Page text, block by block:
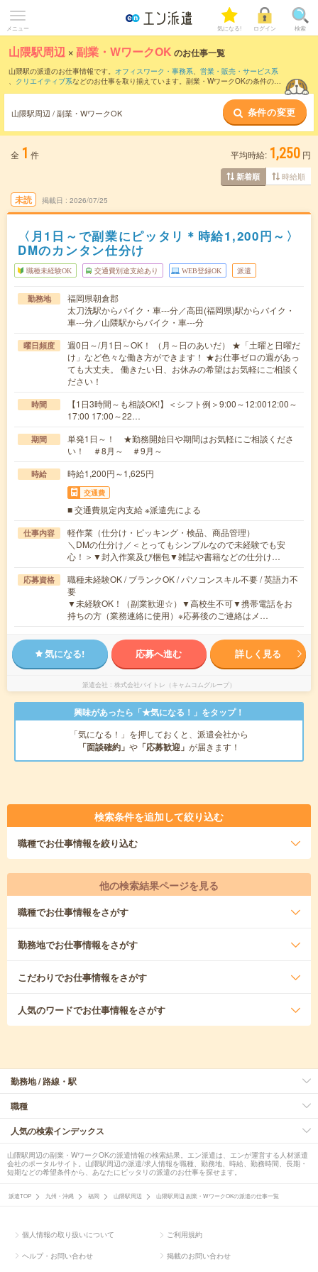
メニュー 気になる! ログイン 検索
山隈駅周辺 ×副業・WワークOK のお仕事一覧
山隈駅の派遣のお仕事情報です。 オフィスワーク・事務系、 営業・販売・サービス系
、 クリエイティブ系などのお仕事を取り揃えています。副業・WワークOKの条件の他
山隈駅周辺 / 副業・WワークOK 条件の変更
全 1 件 平均時給: 1,250 円
新着順 時給順
未読 掲載日 2026/07/25
〈月1日～で副業にピッタリ＊時給1,200円～〉
DMのカンタン仕分け
職種未経験OK 交通費別途支給あり WEB登録OK 派遣
勤務地
福岡県朝倉郡
太刀洗駅からバイク・車---分／高田(福岡県)駅からバイク・
車---分／山隈駅からバイク・車---分
曜日頻度
週0日～/月1日～OK！ （月～日のあいだ） ★「土曜と日曜だ
け」など色々な働き方ができます！ ★お仕事ゼロの週があっ
ても大丈夫。 働きたい日、お休みの希望はお気軽にご相談く
ださい！
時間
【1日3時間～も相談OK!】＜シフト例＞9:00～12:0012:00～
17:00 17:00～22…
期間
単発1日～！ ★勤務開始日や期間はお気軽にご相談くださ
い！ ＃8月～ ＃9月～
時給 時給1,200円～1,625円
交通費
■ 交通費規定内支給 ※派遣先による
仕事内容
軽作業（仕分け・ピッキング・検品、商品管理）
＼DMの仕分け／＜とってもシンプルなので未経験でも安
心！＞▼封入作業及び梱包▼雑誌や書籍などの仕分け…
応募資格
職種未経験OK / ブランクOK / パソコンスキル不要 / 英語力不
要
▼未経験OK！（副業歓迎☆）▼高校生不可▼携帯電話をお
持ちの方（業務連絡に使用）※応募後のご連絡はメ…
気になる! 応募へ進む 詳しく見る
派遣会社 株式会社バイトレ（キャムコムグループ）
興味があったら「★気になる！」をタップ！
「気になる！」を押しておくと、派遣会社から
「面談確約」 や 「応募歓迎」 が届きます！
検索条件を追加して絞り込む
職種でお仕事情報を絞り込む
他の検索結果ページを見る
職種でお仕事情報をさがす
勤務地でお仕事情報をさがす
こだわりでお仕事情報をさがす
人気のワードでお仕事情報をさがす
勤務地 / 路線・駅
職種
人気の検索インデックス
山隈駅周辺の副業・WワークOKの派遣情報の検索結果。エン派遣は、エンが運営する人材派遣
会社のポータルサイト。山隈駅周辺の派遣/求人情報を職種、勤務地、時給、勤務時間、長期・
短期などの希望条件から、あなたにピッタリの派遣のお仕事を探せます。
派遣TOP 九州・沖縄 福岡 山隈駅周辺 山隈駅周辺 副業・WワークOKの派遣の仕事一覧
個人情報の取り扱いについて ご利用規約
ヘルプ・お問い合わせ 掲載のお問い合わせ